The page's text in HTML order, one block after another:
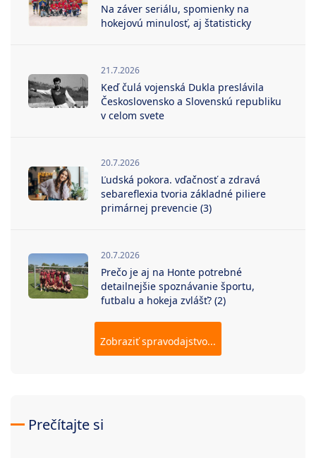
Na záver seriálu, spomienky na
hokejovú minulosť, aj štatisticky
21.7.2026
Keď čulá vojenská Dukla preslávila
Československo a Slovenskú republiku
v celom svete
20.7.2026
Ľudská pokora. vďačnosť a zdravá
sebareflexia tvoria základné piliere
primárnej prevencie (3)
20.7.2026
Prečo je aj na Honte potrebné
detailnejšie spoznávanie športu,
futbalu a hokeja zvlášť? (2)
Zobraziť spravodajstvo...
Prečítajte si